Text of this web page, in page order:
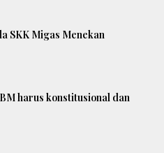
SKK Migas Menekan
harus konstitusional dan